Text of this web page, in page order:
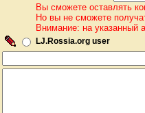
Вы сможете оставлять
Но вы не сможете
Внимание: на указанный
LJ.Rossia.org user